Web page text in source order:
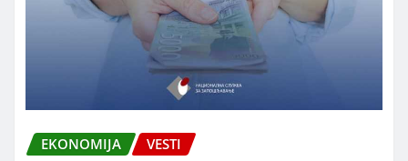
EKONOMIJA VESTI